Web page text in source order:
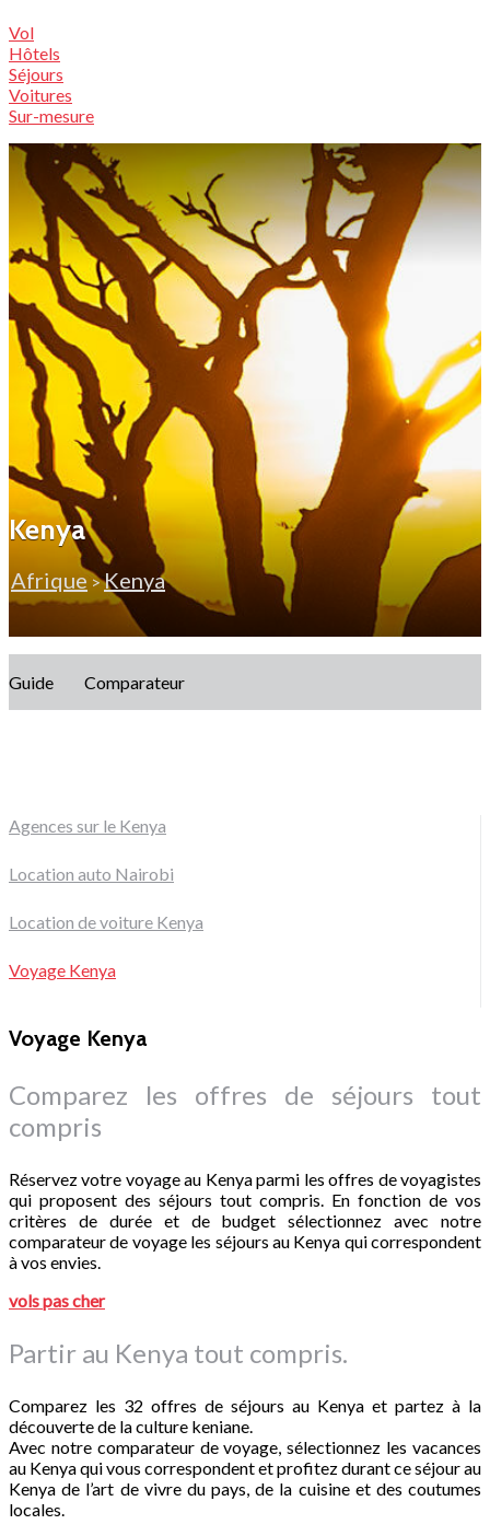
Vol
Hôtels
Séjours
Voitures
Sur-mesure
Kenya
Afrique >Kenya
Guide Comparateur
Agences sur le Kenya
Location auto Nairobi
Location de voiture Kenya
Voyage Kenya
Voyage Kenya
Comparez les offres de séjours tout
compris
Réservez votre voyage au Kenya parmi les offres de voyagistes
qui proposent des séjours tout compris. En fonction de vos
critères de durée et de budget sélectionnez avec notre
comparateur de voyage les séjours au Kenya qui correspondent
à vos envies.
vols pas cher
Partir au Kenya tout compris.
Comparez les 32 offres de séjours au Kenya et partez à la
découverte de la culture keniane.
Avec notre comparateur de voyage, sélectionnez les vacances
au Kenya qui vous correspondent et profitez durant ce séjour au
Kenya de l’art de vivre du pays, de la cuisine et des coutumes
locales.